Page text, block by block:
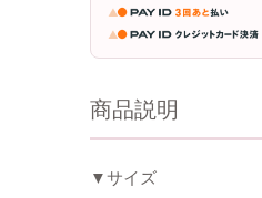
商品説明
▼サイズ